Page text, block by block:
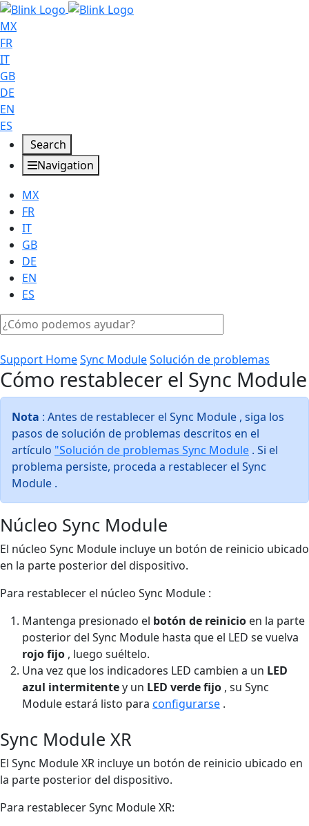
MX
FR
IT
GB
DE
EN
ES
Search
Navigation
MX
FR
IT
GB
DE
EN
ES
Support HomeSync ModuleSolución de problemas
Cómo restablecer el Sync Module
Nota : Antes de restablecer el Sync Module , siga los
pasos de solución de problemas descritos en el
artículo "Solución de problemas Sync Module . Si el
problema persiste, proceda a restablecer el Sync
Module .
Núcleo Sync Module
El núcleo Sync Module incluye un botón de reinicio ubicado
en la parte posterior del dispositivo.
Para restablecer el núcleo Sync Module :
Mantenga presionado el botón de reinicio en la parte
posterior del Sync Module hasta que el LED se vuelva
rojo fijo , luego suéltelo.
Una vez que los indicadores LED cambien a un LED
azul intermitentey un LED verde fijo , su Sync
Module estará listo para configurarse .
Sync Module XR
El Sync Module XR incluye un botón de reinicio ubicado en
la parte posterior del dispositivo.
Para restablecer Sync Module XR: